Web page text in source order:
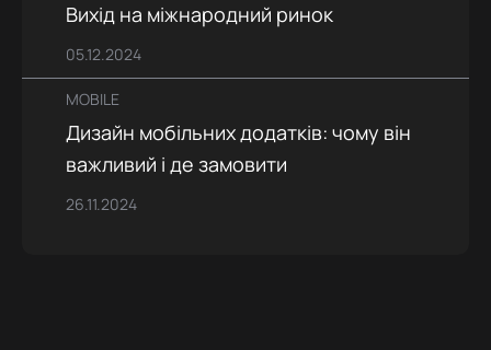
Вихід на міжнародний ринок
05.12.2024
MOBILE
Дизайн мобільних додатків: чому він
важливий і де замовити
26.11.2024